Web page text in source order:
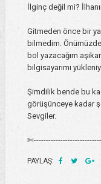
İlginç değil mi?
Gitmeden önce bir
bilmedim.
bol yazacağım
bilgisayarımı
Şimdilik bende bu
görüşünceye kadar
Sevgiler.
PAYLAŞ: